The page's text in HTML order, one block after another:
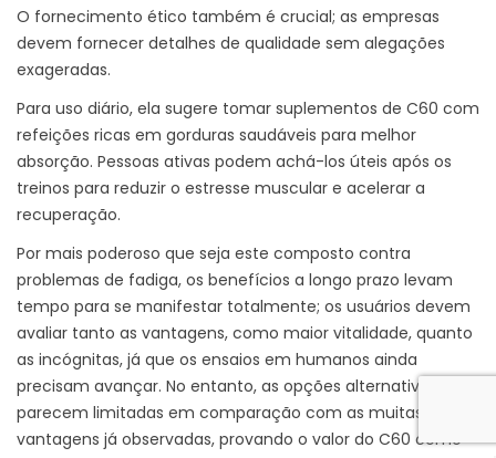
O fornecimento ético também é crucial; as empresas
devem fornecer detalhes de qualidade sem alegações
exageradas.
Para uso diário, ela sugere tomar suplementos de C60 com
refeições ricas em gorduras saudáveis para melhor
absorção. Pessoas ativas podem achá-los úteis após os
treinos para reduzir o estresse muscular e acelerar a
recuperação.
Por mais poderoso que seja este composto contra
problemas de fadiga, os benefícios a longo prazo levam
tempo para se manifestar totalmente; os usuários devem
avaliar tanto as vantagens, como maior vitalidade, quanto
as incógnitas, já que os ensaios em humanos ainda
precisam avançar. No entanto, as opções alternativas
parecem limitadas em comparação com as muitas
vantagens já observadas, provando o valor do C60 como